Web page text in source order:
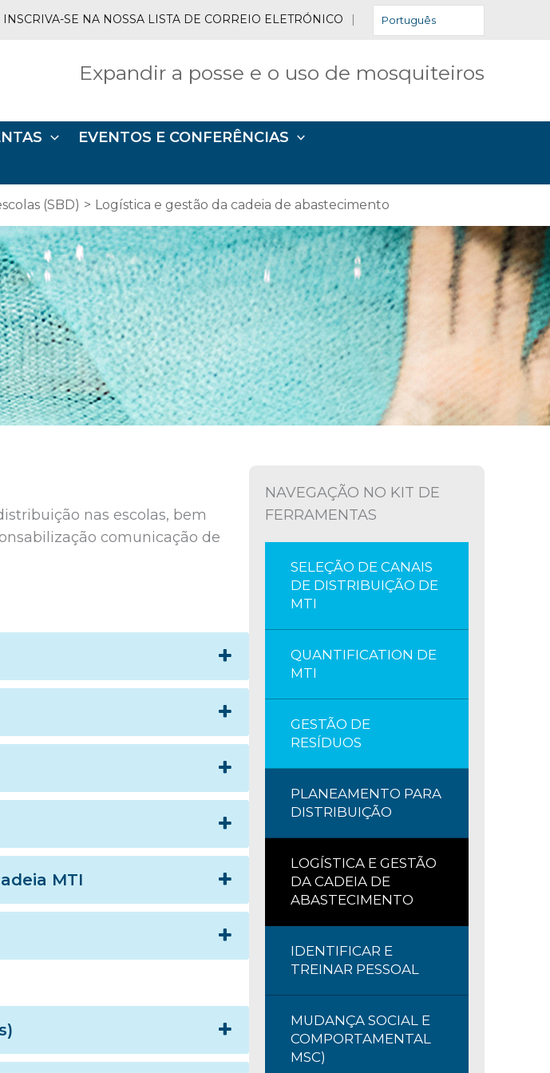
INSCRIVA-SE NA NOSSA LISTA DE CORREIO ELETRÓNICO | Português
Expandir a posse e o uso de mosquiteiros
EVENTOS E CONFERÊNCIAS
(SBD) Logística e gestão da cadeia de abastecimento
nas escolas, bem
comunicação de
MTI
NAVEGAÇÃO NO KIT DE
FERRAMENTAS
SELEÇÃO DE CANAIS
DE DISTRIBUIÇÃO DE
MTI
QUANTIFICATION DE
MTI
GESTÃO DE
RESÍDUOS
PLANEAMENTO PARA
DISTRIBUIÇÃO
LOGÍSTICA E GESTÃO
DA CADEIA DE
ABASTECIMENTO
IDENTIFICAR E
TREINAR PESSOAL
MUDANÇA SOCIAL E
COMPORTAMENTAL
MSC)